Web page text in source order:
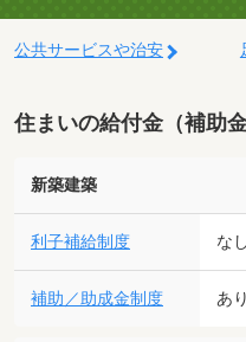
公共サービスや治安
住まいの給付金（補助
新築建築
利子補給制度 なし
補助／助成金制度 あり